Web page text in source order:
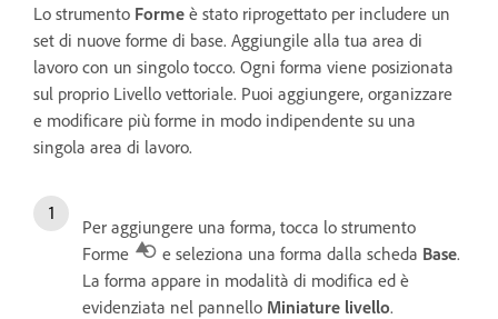
Lo strumento Forme è stato riprogettato per includere un
set di nuove forme di base. Aggiungile alla tua area di
lavoro con un singolo tocco. Ogni forma viene posizionata
sul proprio Livello vettoriale. Puoi aggiungere, organizzare
e modificare più forme in modo indipendente su una
singola area di lavoro.
Per aggiungere una forma, tocca lo strumento
Forme
e seleziona una forma dalla scheda Base.
La forma appare in modalità di modifica ed è
evidenziata nel pannello Miniature livello.